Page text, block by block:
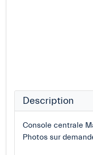
Description
Console centrale
Photos sur